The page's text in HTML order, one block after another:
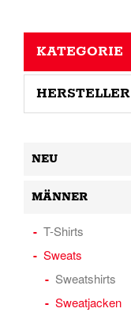
KATEGORIE
HERSTELLER
NEU
MÄNNER
T-Shirts
Sweats
Sweatshirts
Sweatjacken